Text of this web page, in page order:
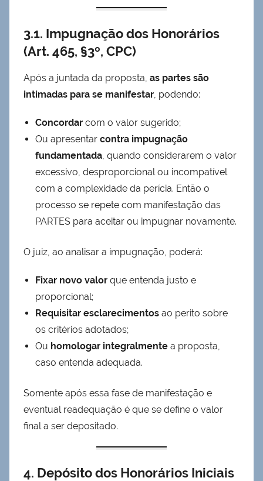
3.1. Impugnação dos Honorários
(Art. 465, §3º, CPC)
Após a juntada da proposta, as partes são
intimadas para se manifestar, podendo:
Concordar com o valor sugerido;
Ou apresentar contra impugnação
fundamentada, quando considerarem o valor
excessivo, desproporcional ou incompatível
com a complexidade da perícia. Então o
processo se repete com manifestação das
PARTES para aceitar ou impugnar novamente.
O juiz, ao analisar a impugnação, poderá:
Fixar novo valor que entenda justo e
proporcional;
Requisitar esclarecimentos ao perito sobre
os critérios adotados;
Ou homologar integralmente a proposta,
caso entenda adequada.
Somente após essa fase de manifestação e
eventual readequação é que se define o valor
final a ser depositado.
4. Depósito dos Honorários Iniciais